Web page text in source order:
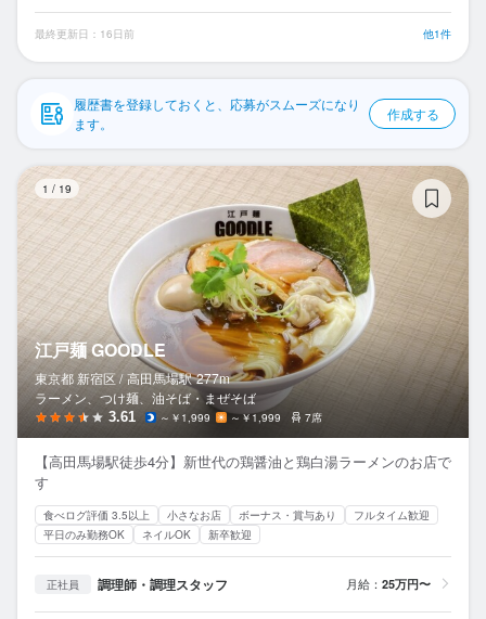
利用規約
企業情報
最終更新日：16日前 他1件
履歴書を登録しておくと、応募がスムーズになり
ます。
作成する
1 / 19
江戸麺 GOODLE
東京都 新宿区 / 高田馬場駅 277m
ラーメン、つけ麺、油そば・まぜそば
3.61 ～￥1,999 ～￥1,999 7席
【高田馬場駅徒歩4分】新世代の鶏醤油と鶏白湯ラーメンのお店で
す
食べログ評価 3.5以上 小さなお店 ボーナス・賞与あり
フルタイム歓迎
平日のみ勤務OK
ネイルOK 新卒歓迎
正社員 調理師・調理スタッフ 月給： 25万円〜